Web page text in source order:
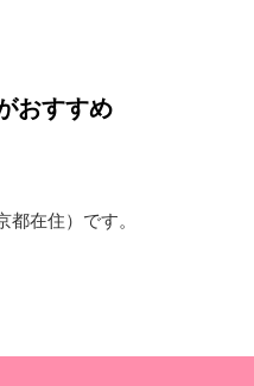
おすすめ
在住）です。